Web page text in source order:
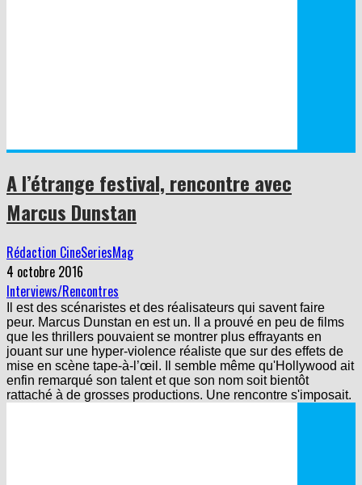
A l’étrange festival, rencontre avec
Marcus Dunstan
Rédaction CineSeriesMag
4 octobre 2016
Interviews/Rencontres
Il est des scénaristes et des réalisateurs qui savent faire
peur. Marcus Dunstan en est un. Il a prouvé en peu de films
que les thrillers pouvaient se montrer plus effrayants en
jouant sur une hyper-violence réaliste que sur des effets de
mise en scène tape-à-l’œil. Il semble même qu'Hollywood ait
enfin remarqué son talent et que son nom soit bientôt
rattaché à de grosses productions. Une rencontre s'imposait.